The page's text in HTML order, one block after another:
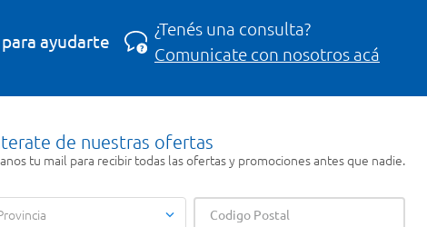
ayudarte
¿Tenés una consulta?
Comunicate con nosotros acá
de nuestras ofertas
tu mail para recibir todas las ofertas y promociones antes que nadie.